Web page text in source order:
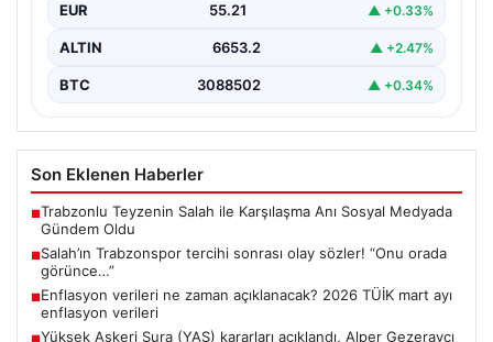
EUR 55.21 ▲ +0.33%
ALTIN 6653.2 ▲ +2.47%
BTC 3088502 ▲ +0.34%
Son Eklenen Haberler
■Trabzonlu Teyzenin Salah ile Karşılaşma Anı Sosyal Medyada
Gündem Oldu
■Salah’ın Trabzonspor tercihi sonrası olay sözler! “Onu orada
görünce…”
■Enflasyon verileri ne zaman açıklanacak? 2026 TÜİK mart ayı
enflasyon verileri
■Yüksek Askeri Şura (YAŞ) kararları açıklandı, Alper Gezeravcı